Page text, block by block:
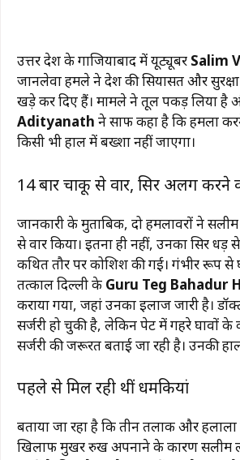
उत्तर प्रदेश के गाजियाबाद में यूट्यूबर Salim
जानलेवा हमले ने प्रदेश की सियासत और
खड़े कर दिए हैं। मामले ने तूल पकड़ लिया है
Adityanath ने साफ कहा है कि हमला
किसी भी हाल में बख्शा नहीं जाएगा।
14 बार चाकू से वार, सिर अलग करने
जानकारी के मुताबिक, दो हमलावरों ने
से वार किया। इतना ही नहीं, उनका सिर
कथित तौर पर कोशिश की गई। गंभीर रूप
तत्काल दिल्ली के Guru Teg Bahadur
कराया गया, जहां उनका इलाज जारी है।
सर्जरी हो चुकी है, लेकिन पेट में गहरे घावों
सर्जरी की जरूरत बताई जा रही है। उनकी
पहले से मिल रही थीं धमकियां
बताया जा रहा है कि तीन तलाक और हलाला
खिलाफ मुखर रुख अपनाने के कारण सलीम